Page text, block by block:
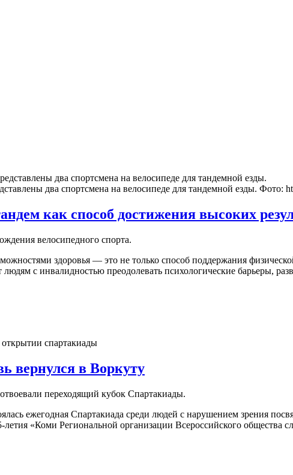
два спортсмена на велосипеде для тандемной езды. Фото:
как способ достижения высоких
велосипедного спорта.
здоровья — это не только способ поддержания
с инвалидностью преодолевать психологические барьеры,
вернулся в Воркуту
переходящий кубок Спартакиады.
ежегодная Спартакиада среди людей с нарушением зрения
«Коми Региональной организации Всероссийского общества